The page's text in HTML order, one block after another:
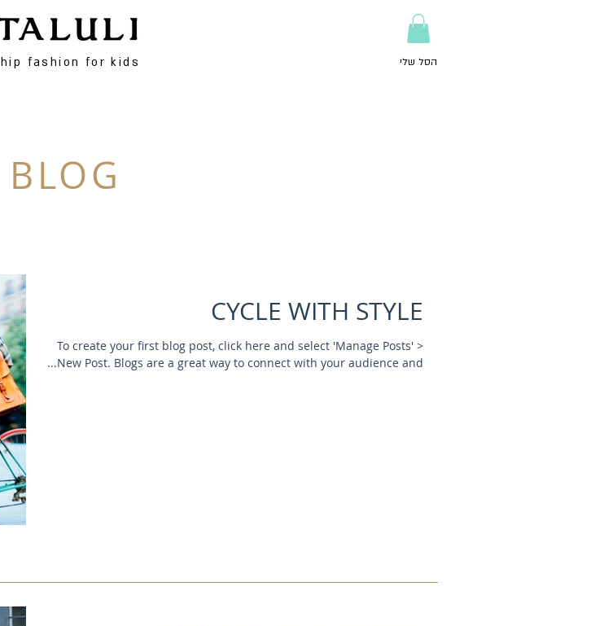
hip fashion for kids הסל שלי
BLOG
CYCLE WITH STYLE
To create your first blog post, click here and select 'Manage Posts' >
New Post. Blogs are a great way to connect with your audience and...